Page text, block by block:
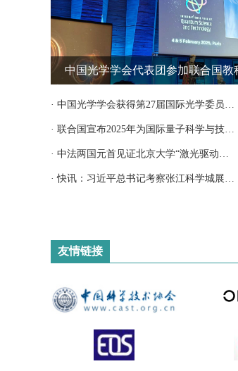
· 中国光学学会获得第27届国际光学委员会大会主办权
· 联合国宣布2025年为国际量子科学与技术年——中国光学学会首次成为国际活动创始合作伙伴
· 中法两国元首见证北京大学“激光驱动多束流设施”项目对法合作备忘录签署
· 快讯：习近平总书记考察张江科学城展示厅，上海光机所多项成果参展
友情链接